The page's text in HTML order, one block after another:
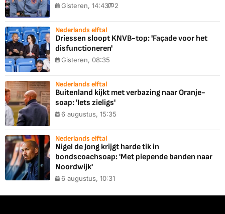
Gisteren, 14:43 2
Nederlands elftal
Driessen sloopt KNVB-top: 'Façade voor het
disfunctioneren'
Gisteren, 08:35
Nederlands elftal
Buitenland kijkt met verbazing naar Oranje-
soap: 'Iets zieligs'
6 augustus, 15:35
Nederlands elftal
Nigel de Jong krijgt harde tik in
bondscoachsoap: 'Met piepende banden naar
Noordwijk'
6 augustus, 10:31